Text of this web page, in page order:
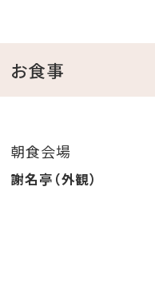
してはご迷惑をお掛け
理解のほどお願い申し上
※おもてなしは、いか
お食事
朝食会場
謝名亭（外観）